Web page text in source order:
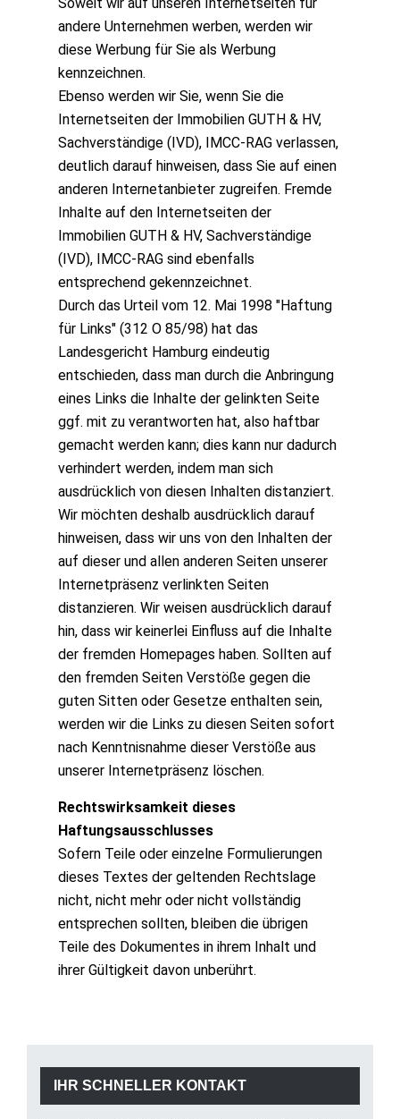
andere Unternehmen werben, werden wir
diese Werbung für Sie als Werbung
kennzeichnen.
Ebenso werden wir Sie, wenn Sie die
Internetseiten der Immobilien GUTH & HV,
Sachverständige (IVD), IMCC-RAG verlassen,
deutlich darauf hinweisen, dass Sie auf einen
anderen Internetanbieter zugreifen. Fremde
Inhalte auf den Internetseiten der
Immobilien GUTH & HV, Sachverständige
(IVD), IMCC-RAG sind ebenfalls
entsprechend gekennzeichnet.
Durch das Urteil vom 12. Mai 1998 "Haftung
für Links" (312 O 85/98) hat das
Landesgericht Hamburg eindeutig
entschieden, dass man durch die Anbringung
eines Links die Inhalte der gelinkten Seite
ggf. mit zu verantworten hat, also haftbar
gemacht werden kann; dies kann nur dadurch
verhindert werden, indem man sich
ausdrücklich von diesen Inhalten distanziert.
Wir möchten deshalb ausdrücklich darauf
hinweisen, dass wir uns von den Inhalten der
auf dieser und allen anderen Seiten unserer
Internetpräsenz verlinkten Seiten
distanzieren. Wir weisen ausdrücklich darauf
hin, dass wir keinerlei Einfluss auf die Inhalte
der fremden Homepages haben. Sollten auf
den fremden Seiten Verstöße gegen die
guten Sitten oder Gesetze enthalten sein,
werden wir die Links zu diesen Seiten sofort
nach Kenntnisnahme dieser Verstöße aus
unserer Internetpräsenz löschen.
Rechtswirksamkeit dieses
Haftungsausschlusses
Sofern Teile oder einzelne Formulierungen
dieses Textes der geltenden Rechtslage
nicht, nicht mehr oder nicht vollständig
entsprechen sollten, bleiben die übrigen
Teile des Dokumentes in ihrem Inhalt und
ihrer Gültigkeit davon unberührt.
IHR SCHNELLER KONTAKT